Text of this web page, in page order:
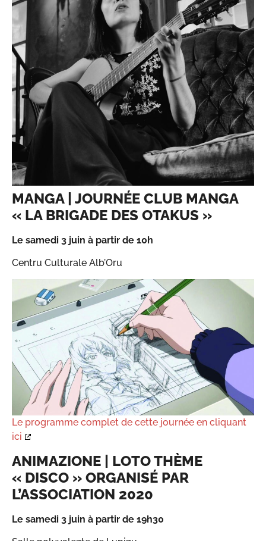
MANGA | JOURNÉE CLUB MANGA
« LA BRIGADE DES OTAKUS »
Le samedi 3 juin à partir de 10h
Centru Culturale Alb’Oru
Le programme complet de cette journée en cliquant
ici
ANIMAZIONE | LOTO THÈME
« DISCO » ORGANISÉ PAR
L’ASSOCIATION 2020
Le samedi 3 juin à partir de 19h30